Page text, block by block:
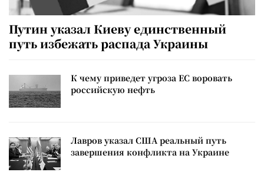
Путин указал Киеву единственный
путь избежать распада Украины
К чему приведет угроза ЕС воровать
российскую нефть
Лавров указал США реальный путь
завершения конфликта на Украине